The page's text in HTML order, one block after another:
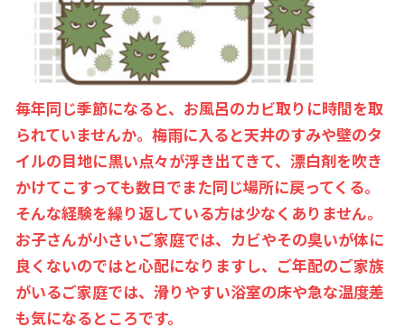
毎年同じ季節になると、お風呂のカビ取りに時間を取
られていませんか。梅雨に入ると天井のすみや壁のタ
イルの目地に黒い点々が浮き出てきて、漂白剤を吹き
かけてこすっても数日でまた同じ場所に戻ってくる。
そんな経験を繰り返している方は少なくありません。
お子さんが小さいご家庭では、カビやその臭いが体に
良くないのではと心配になりますし、ご年配のご家族
がいるご家庭では、滑りやすい浴室の床や急な温度差
も気になるところです。